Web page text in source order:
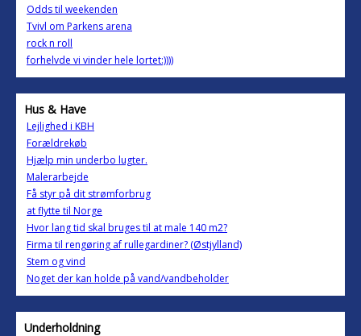
Odds til weekenden
Tvivl om Parkens arena
rock n roll
forhelvde vi vinder hele lortet:))))
Hus & Have
Lejlighed i KBH
Forældrekøb
Hjælp min underbo lugter.
Malerarbejde
Få styr på dit strømforbrug
at flytte til Norge
Hvor lang tid skal bruges til at male 140 m2?
Firma til rengøring af rullegardiner? (Østjylland)
Stem og vind
Noget der kan holde på vand/vandbeholder
Underholdning